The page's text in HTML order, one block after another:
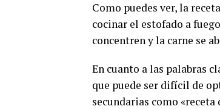
Como puedes ver, la
cocinar el estofado a
concentren y la carne se
En cuanto a las palabras
que puede ser difícil de
secundarias como